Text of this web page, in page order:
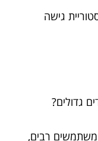
גישה
גדולים?
משתמשים רבים,